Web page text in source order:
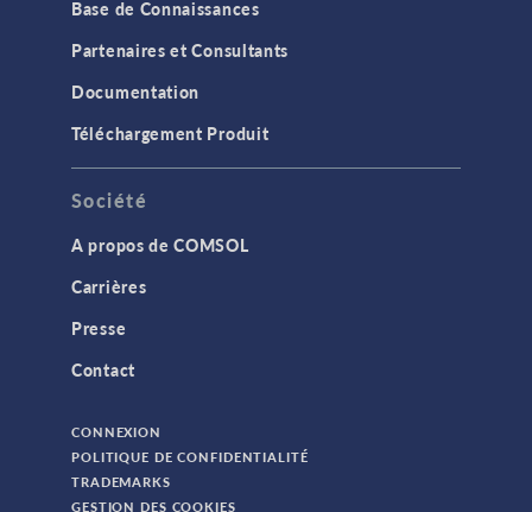
Base de Connaissances
Partenaires et Consultants
Documentation
Téléchargement Produit
Société
A propos de COMSOL
Carrières
Presse
Contact
CONNEXION
POLITIQUE DE CONFIDENTIALITÉ
TRADEMARKS
GESTION DES COOKIES